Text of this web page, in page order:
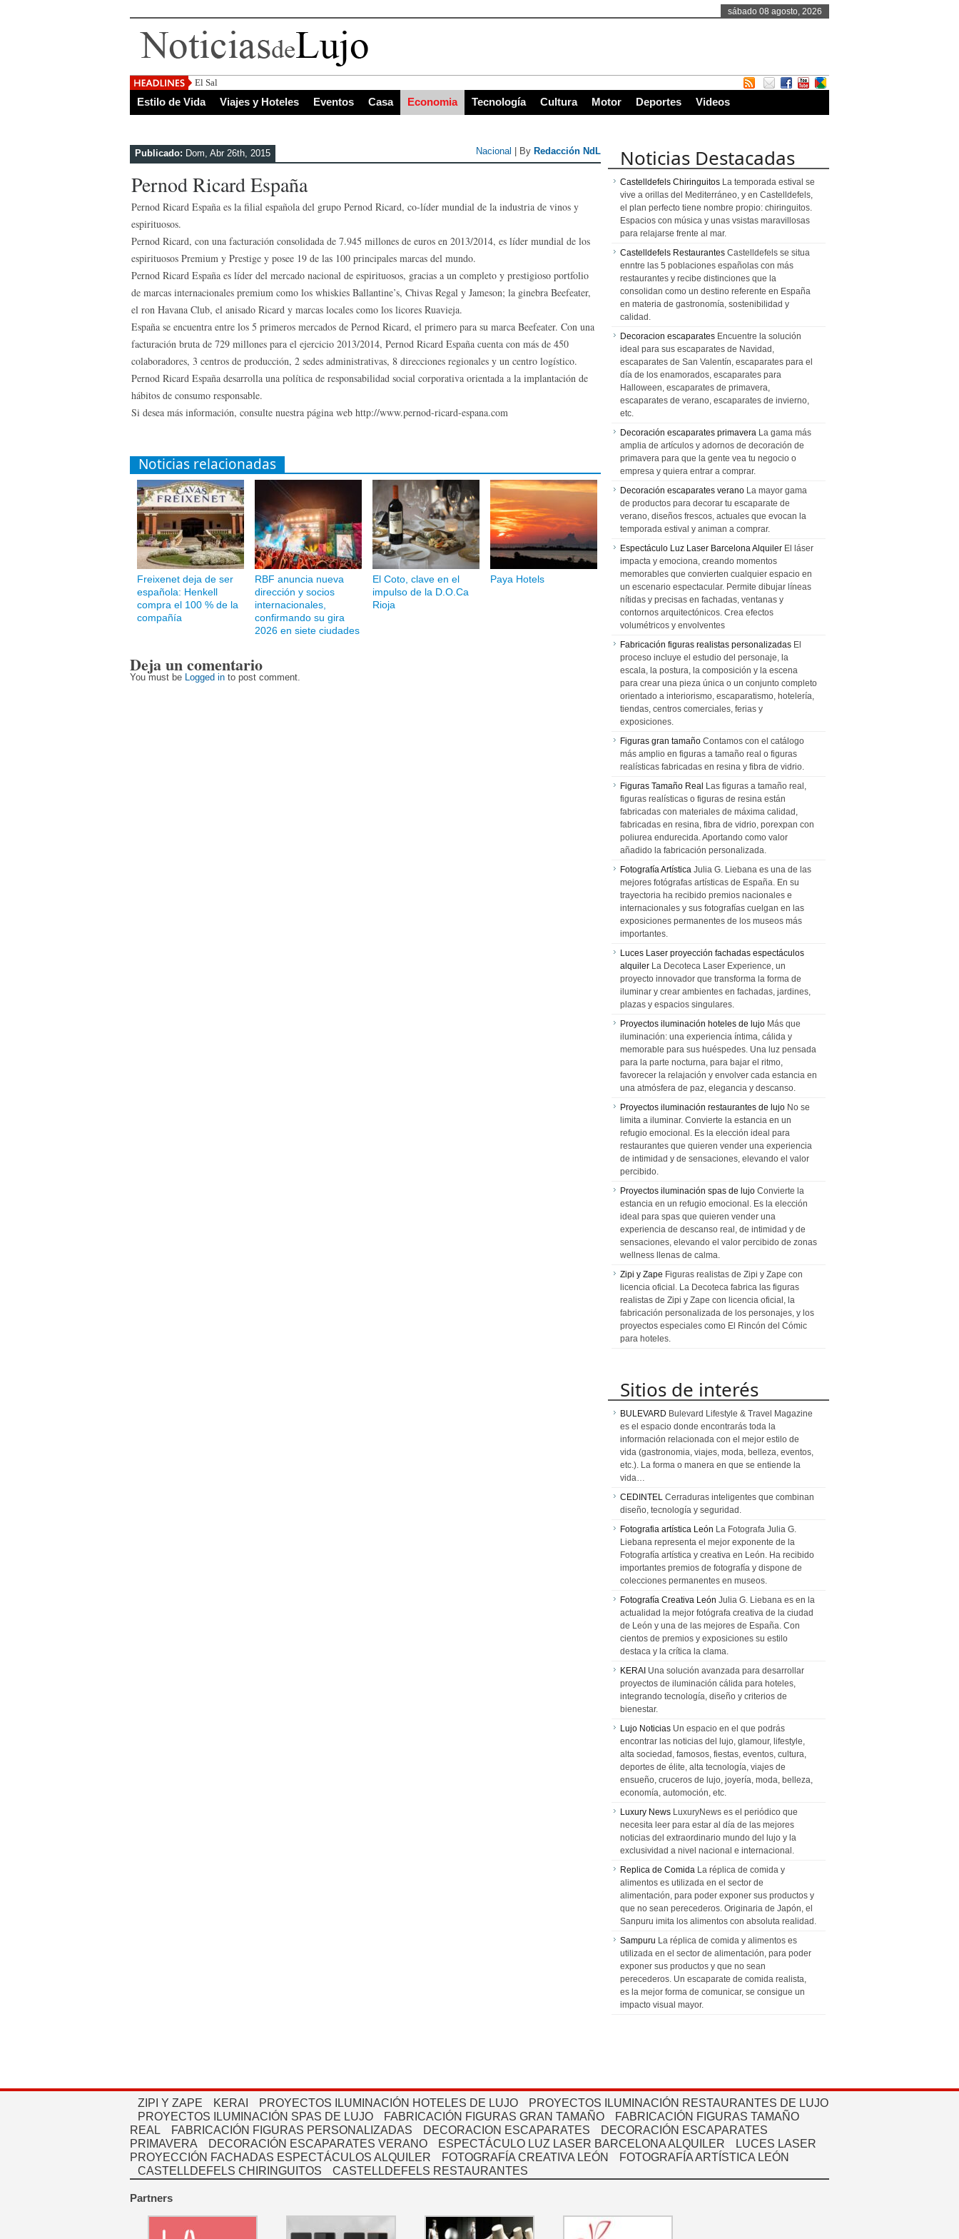
sábado 08 agosto, 2026
El Salvador, uno de los destino
Estilo de Vida Viajes y Hoteles Eventos Casa Economia Tecnología Cultura Motor Deportes Videos
Publicado: Dom, Abr 26th, 2015 Nacional | By Redacción NdL
Pernod Ricard España
Pernod Ricard España es la filial española del grupo Pernod Ricard, co-líder mundial de la industria de vinos y
espirituosos.
Pernod Ricard, con una facturación consolidada de 7.945 millones de euros en 2013/2014, es líder mundial de los
espirituosos Premium y Prestige y posee 19 de las 100 principales marcas del mundo.
Pernod Ricard España es líder del mercado nacional de espirituosos, gracias a un completo y prestigioso portfolio
de marcas internacionales premium como los whiskies Ballantine’s, Chivas Regal y Jameson; la ginebra Beefeater,
el ron Havana Club, el anisado Ricard y marcas locales como los licores Ruavieja.
España se encuentra entre los 5 primeros mercados de Pernod Ricard, el primero para su marca Beefeater. Con una
facturación bruta de 729 millones para el ejercicio 2013/2014, Pernod Ricard España cuenta con más de 450
colaboradores, 3 centros de producción, 2 sedes administrativas, 8 direcciones regionales y un centro logístico.
Pernod Ricard España desarrolla una política de responsabilidad social corporativa orientada a la implantación de
hábitos de consumo responsable.
Si desea más información, consulte nuestra página web http://www.pernod-ricard-espana.com
Noticias relacionadas
Freixenet deja de ser
española: Henkell
compra el 100 % de la
compañía
RBF anuncia nueva
dirección y socios
internacionales,
confirmando su gira
2026 en siete ciudades
El Coto, clave en el
impulso de la D.O.Ca
Rioja
Paya Hotels
Deja un comentario
You must be Logged in to post comment.
Noticias Destacadas
Castelldefels Chiringuitos La temporada estival se
vive a orillas del Mediterráneo, y en Castelldefels,
el plan perfecto tiene nombre propio: chiringuitos.
Espacios con música y unas vsistas maravillosas
para relajarse frente al mar.
Castelldefels Restaurantes Castelldefels se situa
enntre las 5 poblaciones españolas con más
restaurantes y recibe distinciones que la
consolidan como un destino referente en España
en materia de gastronomía, sostenibilidad y
calidad.
Decoracion escaparates Encuentre la solución
ideal para sus escaparates de Navidad,
escaparates de San Valentín, escaparates para el
día de los enamorados, escaparates para
Halloween, escaparates de primavera,
escaparates de verano, escaparates de invierno,
etc.
Decoración escaparates primavera La gama más
amplia de artículos y adornos de decoración de
primavera para que la gente vea tu negocio o
empresa y quiera entrar a comprar.
Decoración escaparates verano La mayor gama
de productos para decorar tu escaparate de
verano, diseños frescos, actuales que evocan la
temporada estival y animan a comprar.
Espectáculo Luz Laser Barcelona Alquiler El láser
impacta y emociona, creando momentos
memorables que convierten cualquier espacio en
un escenario espectacular. Permite dibujar líneas
nítidas y precisas en fachadas, ventanas y
contornos arquitectónicos. Crea efectos
volumétricos y envolventes
Fabricación figuras realistas personalizadas El
proceso incluye el estudio del personaje, la
escala, la postura, la composición y la escena
para crear una pieza única o un conjunto completo
orientado a interiorismo, escaparatismo, hotelería,
tiendas, centros comerciales, ferias y
exposiciones.
Figuras gran tamaño Contamos con el catálogo
más amplio en figuras a tamaño real o figuras
realísticas fabricadas en resina y fibra de vidrio.
Figuras Tamaño Real Las figuras a tamaño real,
figuras realísticas o figuras de resina están
fabricadas con materiales de máxima calidad,
fabricadas en resina, fibra de vidrio, porexpan con
poliurea endurecida. Aportando como valor
añadido la fabricación personalizada.
Fotografía Artística Julia G. Liebana es una de las
mejores fotógrafas artísticas de España. En su
trayectoria ha recibido premios nacionales e
internacionales y sus fotografías cuelgan en las
exposiciones permanentes de los museos más
importantes.
Luces Laser proyección fachadas espectáculos
alquiler La Decoteca Laser Experience, un
proyecto innovador que transforma la forma de
iluminar y crear ambientes en fachadas, jardines,
plazas y espacios singulares.
Proyectos iluminación hoteles de lujo Más que
iluminación: una experiencia íntima, cálida y
memorable para sus huéspedes. Una luz pensada
para la parte nocturna, para bajar el ritmo,
favorecer la relajación y envolver cada estancia en
una atmósfera de paz, elegancia y descanso.
Proyectos iluminación restaurantes de lujo No se
limita a iluminar. Convierte la estancia en un
refugio emocional. Es la elección ideal para
restaurantes que quieren vender una experiencia
de intimidad y de sensaciones, elevando el valor
percibido.
Proyectos iluminación spas de lujo Convierte la
estancia en un refugio emocional. Es la elección
ideal para spas que quieren vender una
experiencia de descanso real, de intimidad y de
sensaciones, elevando el valor percibido de zonas
wellness llenas de calma.
Zipi y Zape Figuras realistas de Zipi y Zape con
licencia oficial. La Decoteca fabrica las figuras
realistas de Zipi y Zape con licencia oficial, la
fabricación personalizada de los personajes, y los
proyectos especiales como El Rincón del Cómic
para hoteles.
Sitios de interés
BULEVARD Bulevard Lifestyle & Travel Magazine
es el espacio donde encontrarás toda la
información relacionada con el mejor estilo de
vida (gastronomia, viajes, moda, belleza, eventos,
etc.). La forma o manera en que se entiende la
vida…
CEDINTEL Cerraduras inteligentes que combinan
diseño, tecnología y seguridad.
Fotografia artística León La Fotografa Julia G.
Liebana representa el mejor exponente de la
Fotografía artística y creativa en León. Ha recibido
importantes premios de fotografía y dispone de
colecciones permanentes en museos.
Fotografía Creativa León Julia G. Liebana es en la
actualidad la mejor fotógrafa creativa de la ciudad
de León y una de las mejores de España. Con
cientos de premios y exposiciones su estilo
destaca y la crítica la clama.
KERAI Una solución avanzada para desarrollar
proyectos de iluminación cálida para hoteles,
integrando tecnología, diseño y criterios de
bienestar.
Lujo Noticias Un espacio en el que podrás
encontrar las noticias del lujo, glamour, lifestyle,
alta sociedad, famosos, fiestas, eventos, cultura,
deportes de élite, alta tecnología, viajes de
ensueño, cruceros de lujo, joyería, moda, belleza,
economía, automoción, etc.
Luxury News LuxuryNews es el periódico que
necesita leer para estar al día de las mejores
noticias del extraordinario mundo del lujo y la
exclusividad a nivel nacional e internacional.
Replica de Comida La réplica de comida y
alimentos es utilizada en el sector de
alimentación, para poder exponer sus productos y
que no sean perecederos. Originaria de Japón, el
Sanpuru imita los alimentos con absoluta realidad.
Sampuru La réplica de comida y alimentos es
utilizada en el sector de alimentación, para poder
exponer sus productos y que no sean
perecederos. Un escaparate de comida realista,
es la mejor forma de comunicar, se consigue un
impacto visual mayor.
ZIPI Y ZAPE KERAI PROYECTOS ILUMINACIÓN HOTELES DE LUJO
PROYECTOS ILUMINACIÓN RESTAURANTES DE LUJO
PROYECTOS ILUMINACIÓN SPAS DE LUJO
FABRICACIÓN FIGURAS GRAN TAMAÑO
FABRICACIÓN FIGURAS TAMAÑO
REAL
FABRICACIÓN FIGURAS PERSONALIZADAS DECORACION ESCAPARATES
DECORACIÓN ESCAPARATES
PRIMAVERA
DECORACIÓN ESCAPARATES VERANO ESPECTÁCULO LUZ LASER BARCELONA ALQUILER
LUCES LASER
PROYECCIÓN FACHADAS ESPECTÁCULOS ALQUILER
FOTOGRAFÍA CREATIVA LEÓN
FOTOGRAFÍA ARTÍSTICA LEÓN
CASTELLDEFELS CHIRINGUITOS
CASTELLDEFELS RESTAURANTES
Partners